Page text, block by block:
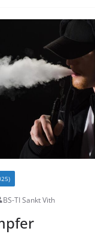
BS-TI Sankt Vith